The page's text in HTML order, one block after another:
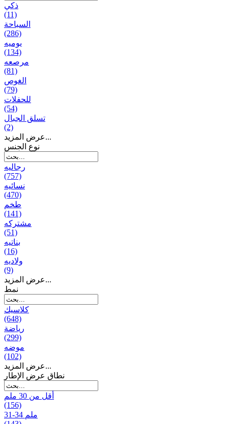
ذكي
(11)
السباحة
(286)
يومیه
(134)
مرصعه
(81)
الغوص
(79)
للحفلات
(54)
تسلق الجبال
(2)
عرض المزيد...
نوع الجنس
رجالیه
(757)
نسائیه
(470)
طخم
(141)
مشتركه
(51)
بناتیه
(16)
ولادیه
(9)
عرض المزيد...
نمط
كلاسيك
(648)
رياضة
(299)
موضه
(102)
عرض المزيد...
نطاق عرض الإطار
أقل من 30 ملم
(156)
31-34 ملم